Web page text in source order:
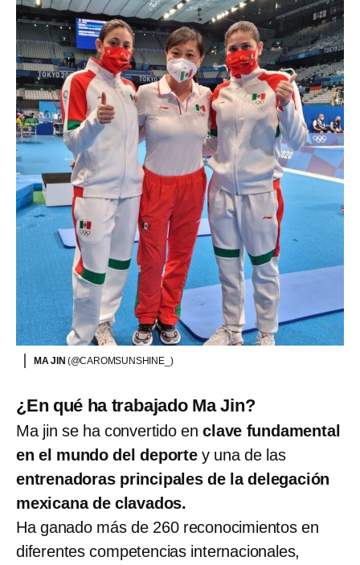
MA JIN (@CAROMSUNSHINE_)
¿En qué ha trabajado Ma Jin?
Ma jin se ha convertido enclave fundamental
en el mundo del deportey una de las
entrenadoras principales de la delegación
mexicana de clavados.
Ha ganado más de 260 reconocimientos en
diferentes competencias internacionales,